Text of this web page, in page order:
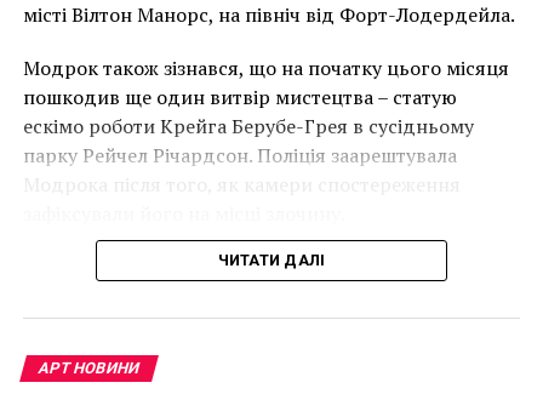
“Спочатку це було
неймовірно, але з
розвитком подій це
стало надзвичайно
впевнений, що Бенксі
усвідомлює
непередбачувані
наслідки для власників
місті Вілтон Манорс, на північ від Форт-Лодердейла.
Модрок також зізнався, що на початку цього місяця
пошкодив ще один витвір мистецтва – статую
ескімо роботи Крейга Берубе-Грея в сусідньому
парку Рейчел Річардсон. Поліція заарештувала
Модрока після того, як камери спостереження
ЧИТАТИ ДАЛІ
АРТ НОВИНИ